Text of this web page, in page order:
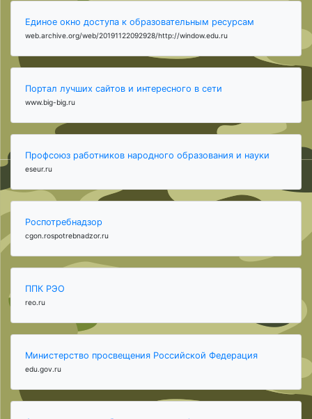
Единое окно доступа к образовательным ресурсам
web.archive.org/web/20191122092928/http://window.edu.ru
Портал лучших сайтов и интересного в сети
www.big-big.ru
Профсоюз работников народного образования и науки
eseur.ru
Роспотребнадзор
cgon.rospotrebnadzor.ru
ППК РЭО
reo.ru
Министерство просвещения Российской Федерация
edu.gov.ru